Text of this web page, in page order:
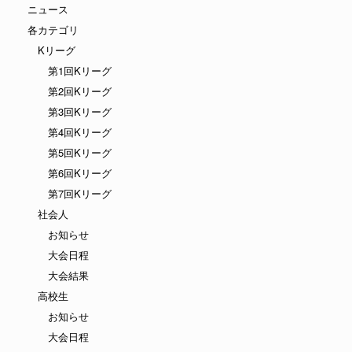
ニュース
各カテゴリ
Kリーグ
第1回Kリーグ
第2回Kリーグ
第3回Kリーグ
第4回Kリーグ
第5回Kリーグ
第6回Kリーグ
第7回Kリーグ
社会人
お知らせ
大会日程
大会結果
高校生
お知らせ
大会日程